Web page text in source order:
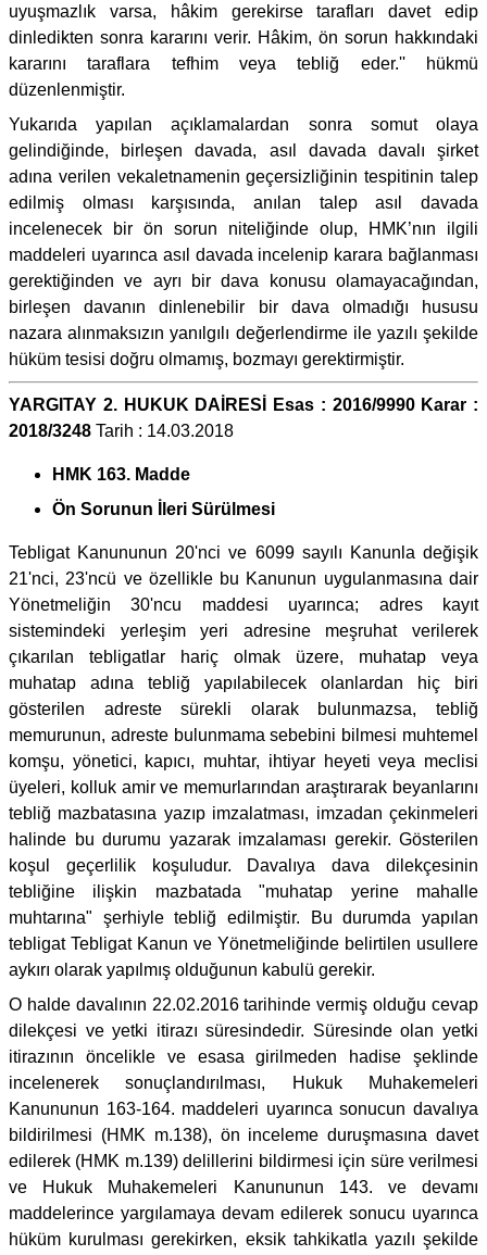
uyuşmazlık varsa, hâkim gerekirse tarafları davet edip
dinledikten sonra kararını verir. Hâkim, ön sorun hakkındaki
kararını taraflara tefhim veya tebliğ eder.'' hükmü
düzenlenmiştir.
Yukarıda yapılan açıklamalardan sonra somut olaya
gelindiğinde, birleşen davada, asıl davada davalı şirket
adına verilen vekaletnamenin geçersizliğinin tespitinin talep
edilmiş olması karşısında, anılan talep asıl davada
incelenecek bir ön sorun niteliğinde olup, HMK’nın ilgili
maddeleri uyarınca asıl davada incelenip karara bağlanması
gerektiğinden ve ayrı bir dava konusu olamayacağından,
birleşen davanın dinlenebilir bir dava olmadığı hususu
nazara alınmaksızın yanılgılı değerlendirme ile yazılı şekilde
hüküm tesisi doğru olmamış, bozmayı gerektirmiştir.
YARGITAY 2. HUKUK DAİRESİ Esas : 2016/9990 Karar :
2018/3248 Tarih : 14.03.2018
HMK 163. Madde
Ön Sorunun İleri Sürülmesi
Tebligat Kanununun 20'nci ve 6099 sayılı Kanunla değişik
21'nci, 23'ncü ve özellikle bu Kanunun uygulanmasına dair
Yönetmeliğin 30'ncu maddesi uyarınca; adres kayıt
sistemindeki yerleşim yeri adresine meşruhat verilerek
çıkarılan tebligatlar hariç olmak üzere, muhatap veya
muhatap adına tebliğ yapılabilecek olanlardan hiç biri
gösterilen adreste sürekli olarak bulunmazsa, tebliğ
memurunun, adreste bulunmama sebebini bilmesi muhtemel
komşu, yönetici, kapıcı, muhtar, ihtiyar heyeti veya meclisi
üyeleri, kolluk amir ve memurlarından araştırarak beyanlarını
tebliğ mazbatasına yazıp imzalatması, imzadan çekinmeleri
halinde bu durumu yazarak imzalaması gerekir. Gösterilen
koşul geçerlilik koşuludur. Davalıya dava dilekçesinin
tebliğine ilişkin mazbatada "muhatap yerine mahalle
muhtarına" şerhiyle tebliğ edilmiştir. Bu durumda yapılan
tebligat Tebligat Kanun ve Yönetmeliğinde belirtilen usullere
aykırı olarak yapılmış olduğunun kabulü gerekir.
O halde davalının 22.02.2016 tarihinde vermiş olduğu cevap
dilekçesi ve yetki itirazı süresindedir. Süresinde olan yetki
itirazının öncelikle ve esasa girilmeden hadise şeklinde
incelenerek sonuçlandırılması, Hukuk Muhakemeleri
Kanununun 163-164. maddeleri uyarınca sonucun davalıya
bildirilmesi (HMK m.138), ön inceleme duruşmasına davet
edilerek (HMK m.139) delillerini bildirmesi için süre verilmesi
ve Hukuk Muhakemeleri Kanununun 143. ve devamı
maddelerince yargılamaya devam edilerek sonucu uyarınca
hüküm kurulması gerekirken, eksik tahkikatla yazılı şekilde